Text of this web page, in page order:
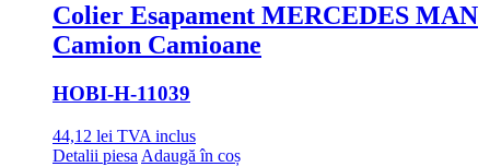
Colier Esapament MERCEDES MAN
Camion Camioane
HOBI-H-11039
44,12 lei TVA inclus
Detalii piesa Adaugă în coș